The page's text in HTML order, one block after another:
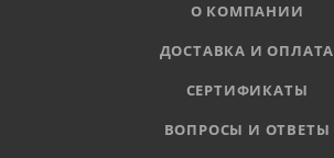
О КОМПАНИИ
ДОСТАВКА И ОПЛАТА
СЕРТИФИКАТЫ
ВОПРОСЫ И ОТВЕТЫ